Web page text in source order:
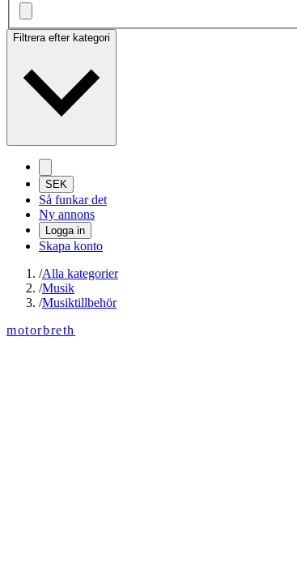
Filtrera efter kategori
SEK
Så funkar det
Ny annons
Logga in
Skapa konto
/Alla kategorier
/Musik
/Musiktillbehör
motorbreth